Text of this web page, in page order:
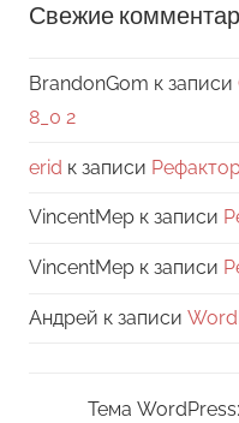
Свежие
BrandonGom к записи
8_0 2
erid к записи
VincentMep к записи
VincentMep к записи
Андрей к записи
Тема